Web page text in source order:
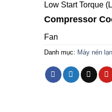
Low Start Torque
Compressor
Fan
Danh mục: Máy nén